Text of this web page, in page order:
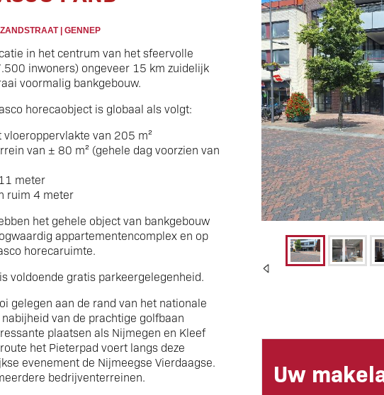
ZANDSTRAAT | GENNEP
in het centrum van het sfeervolle
inwoners) ongeveer 15 km zuidelijk
voormalig bankgebouw.
horecaobject is globaal als volgt:
van 205 m²
van ± 80 m² (gehele dag voorzien van
meter
ruim 4 meter
het gehele object van bankgebouw
appartementencomplex en op
horecaruimte.
voldoende gratis parkeergelegenheid.
gelegen aan de rand van het nationale
van de prachtige golfbaan
plaatsen als Nijmegen en Kleef
het Pieterpad voert langs deze
evenement de Nijmeegse Vierdaagse.
bedrijventerreinen.
Uw